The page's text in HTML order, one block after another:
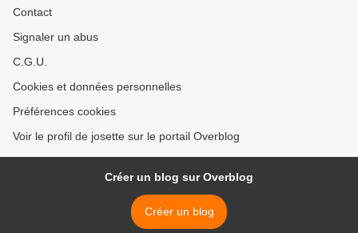
Contact
Signaler un abus
C.G.U.
Cookies et données personnelles
Préférences cookies
Voir le profil de josette sur le portail Overblog
Créer un blog sur Overblog
Créer un blog